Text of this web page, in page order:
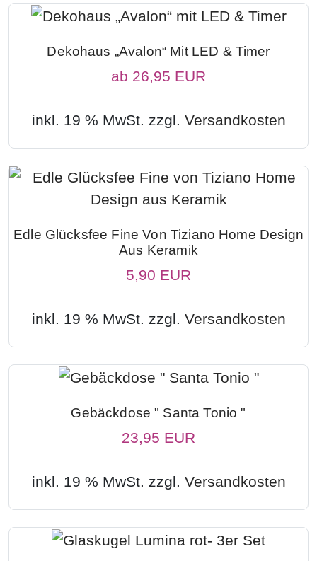
Dekohaus „Avalon“ Mit LED & Timer
ab 26,95 EUR
inkl. 19 % MwSt. zzgl. Versandkosten
Edle Glücksfee Fine Von Tiziano Home Design
Aus Keramik
5,90 EUR
inkl. 19 % MwSt. zzgl. Versandkosten
Gebäckdose " Santa Tonio "
23,95 EUR
inkl. 19 % MwSt. zzgl. Versandkosten